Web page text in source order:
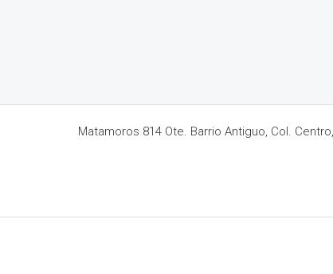
Matamoros 814 Ote. Barrio Antiguo, Col.